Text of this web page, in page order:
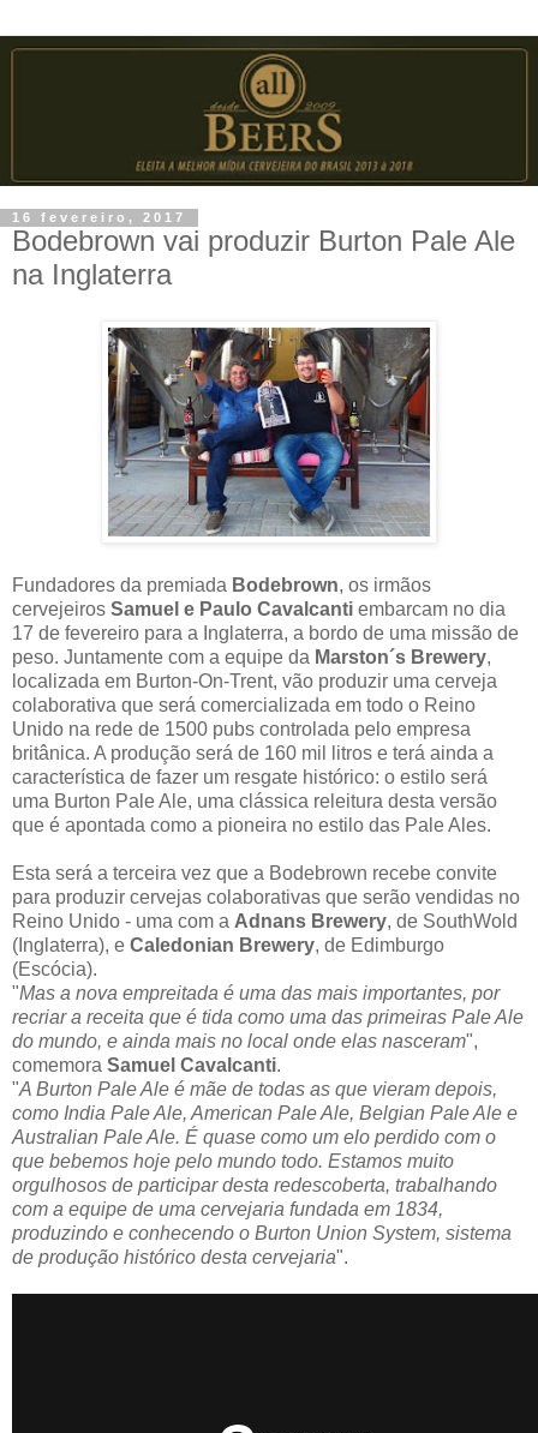
16 fevereiro, 2017
Bodebrown vai produzir Burton Pale Ale
na Inglaterra
Fundadores da premiada Bodebrown, os irmãos
cervejeiros Samuel e Paulo Cavalcanti embarcam no dia
17 de fevereiro para a Inglaterra, a bordo de uma missão de
peso. Juntamente com a equipe da Marston´s Brewery,
localizada em Burton-On-Trent, vão produzir uma cerveja
colaborativa que será comercializada em todo o Reino
Unido na rede de 1500 pubs controlada pelo empresa
britânica. A produção será de 160 mil litros e terá ainda a
característica de fazer um resgate histórico: o estilo será
uma Burton Pale Ale, uma clássica releitura desta versão
que é apontada como a pioneira no estilo das Pale Ales.
Esta será a terceira vez que a Bodebrown recebe convite
para produzir cervejas colaborativas que serão vendidas no
Reino Unido - uma com a Adnans Brewery, de SouthWold
(Inglaterra), e Caledonian Brewery, de Edimburgo
(Escócia).
"Mas a nova empreitada é uma das mais importantes, por
recriar a receita que é tida como uma das primeiras Pale Ale
do mundo, e ainda mais no local onde elas nasceram",
comemora Samuel Cavalcanti.
"A Burton Pale Ale é mãe de todas as que vieram depois,
como India Pale Ale, American Pale Ale, Belgian Pale Ale e
Australian Pale Ale. É quase como um elo perdido com o
que bebemos hoje pelo mundo todo. Estamos muito
orgulhosos de participar desta redescoberta, trabalhando
com a equipe de uma cervejaria fundada em 1834,
produzindo e conhecendo o Burton Union System, sistema
de produção histórico desta cervejaria".